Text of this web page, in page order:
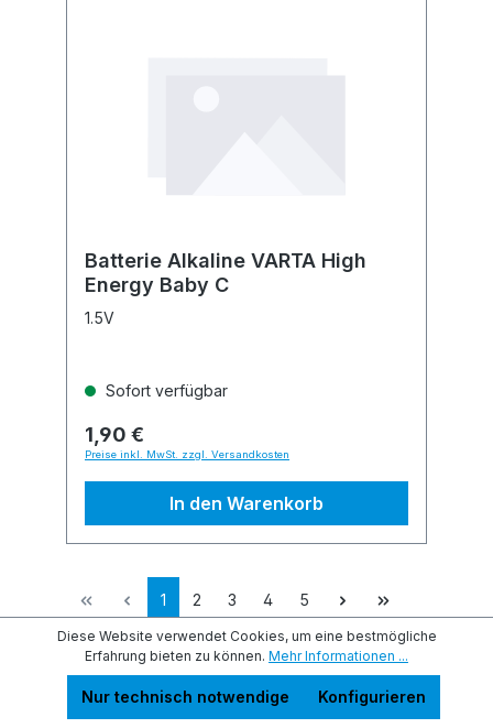
Batterie Alkaline VARTA High
Energy Baby C
1.5V
Sofort verfügbar
1,90 €
Preise inkl. MwSt. zzgl. Versandkosten
In den Warenkorb
1 2 3 4 5
Service-Hotline
Diese Website verwendet Cookies, um eine bestmögliche
Erfahrung bieten zu können. Mehr Informationen ...
Nur technisch notwendige Konfigurieren